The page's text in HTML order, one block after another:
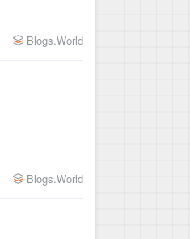
Blogs.World
Blogs.World